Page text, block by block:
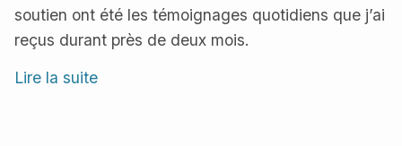
soutien ont été les témoignages quotidiens que j’ai
reçus durant près de deux mois.
Lire la suite